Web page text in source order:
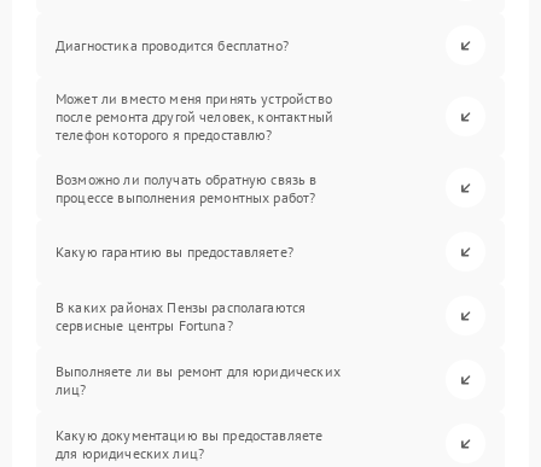
Диагностика проводится бесплатно?
Может ли вместо меня принять устройство
после ремонта другой человек, контактный
телефон которого я предоставлю?
Возможно ли получать обратную связь в
процессе выполнения ремонтных работ?
Какую гарантию вы предоставляете?
В каких районах Пензы располагаются
сервисные центры Fortuna?
Выполняете ли вы ремонт для юридических
лиц?
Какую документацию вы предоставляете
для юридических лиц?